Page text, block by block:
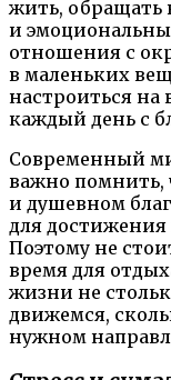
жить, обращать
и
отношения с
в маленьких
настроиться
каждый день с
Современный
важно помнить,
и душевном
для
Поэтому не
время для
жизни не
движемся,
нужном